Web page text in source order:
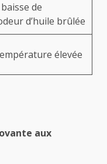
de
d’huile brûlée
élevée
aux